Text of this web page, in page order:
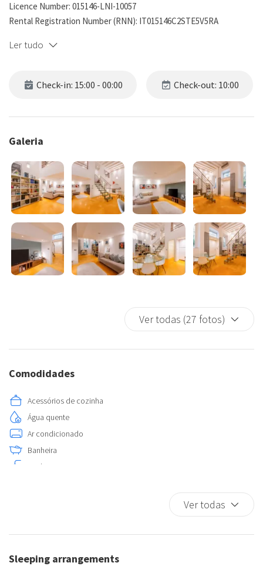
Licence Number: 015146-LNI-10057
Rental Registration Number (RNN): IT015146C2STE5V5RA
Ler tudo
Check-in: 15:00 - 00:00 Check-out: 10:00
Galeria
Ver todas (27 fotos)
Comodidades
Acessórios de cozinha
Água quente
Ar condicionado
Banheira
Banho
Cozinha
Fogão
Ver todas
Sleeping arrangements